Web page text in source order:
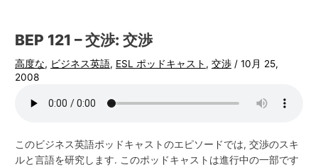
BEP 121 – 交渉: 交渉
高度な, ビジネス英語, ESL ポッドキャスト ,交渉 /10月 25,
2008
このビジネス英語ポッドキャストのエピソードでは, 交渉のスキ
ルと言語を研究します. このポッドキャストは進行中の一部です